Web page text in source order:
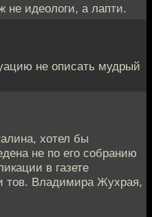
не идеологи, а лапти.
не описать мудрый
хотел бы
не по его собранию
в газете
тов. Владимира Жухрая,